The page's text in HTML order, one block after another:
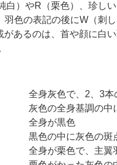
白）やR（栗色）、珍し
色の表記の後にW（刺
あるのは、首や顔に白
全身灰色で、2、3本
灰色の全身基調の中
全身が黒色
黒色の中に灰色の斑
全身が栗色で、主翼